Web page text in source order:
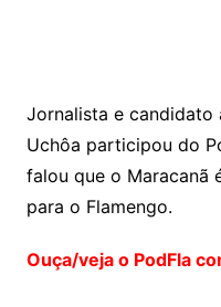
Jornalista e candidato
Uchôa participou do
falou que o Maracanã
para o Flamengo.
Ouça/veja o PodFla